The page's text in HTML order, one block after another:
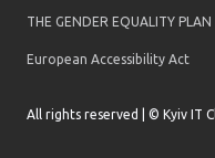
THE GENDER EQUALITY PLAN
European Accessibility Act
All rights reserved | © Kyiv IT